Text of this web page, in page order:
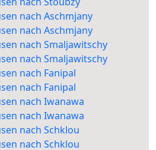
nach Aschmjany
nach Aschmjany
nach Smaljawitschy
nach Smaljawitschy
nach Fanipal
nach Fanipal
nach Iwanawa
nach Iwanawa
nach Schklou
nach Schklou